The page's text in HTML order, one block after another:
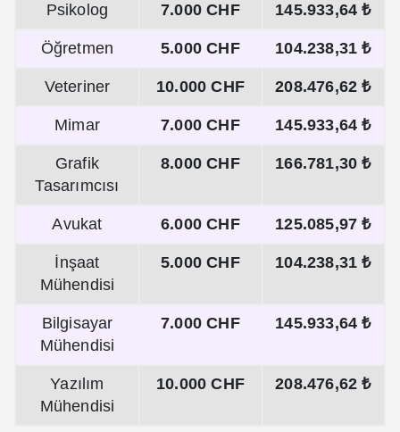
Psikolog 7.000 CHF 145.933,64 ₺
Öğretmen 5.000 CHF 104.238,31 ₺
Veteriner 10.000 CHF 208.476,62 ₺
Mimar 7.000 CHF 145.933,64 ₺
Grafik
Tasarımcısı
8.000 CHF 166.781,30 ₺
Avukat 6.000 CHF 125.085,97 ₺
İnşaat
Mühendisi
5.000 CHF 104.238,31 ₺
Bilgisayar
Mühendisi
7.000 CHF 145.933,64 ₺
Yazılım
Mühendisi
10.000 CHF 208.476,62 ₺